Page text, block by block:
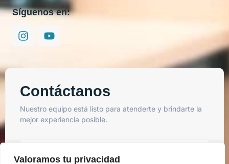
Valoramos tu privacidad
Síguenos en:
Contáctanos
Nuestro equipo está listo para atenderte y brindarte la
mejor experiencia posible.